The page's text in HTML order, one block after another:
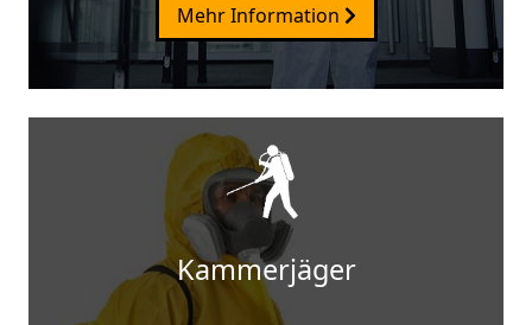
Mehr Information
Kammerjäger